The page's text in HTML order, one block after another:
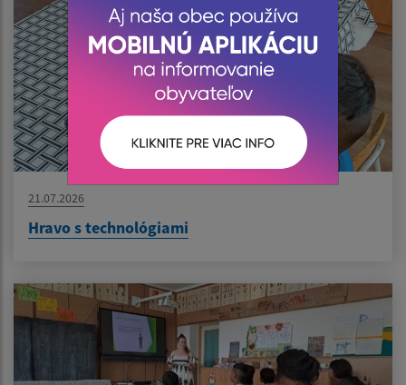
21.07.2026
Hravo s technológiami